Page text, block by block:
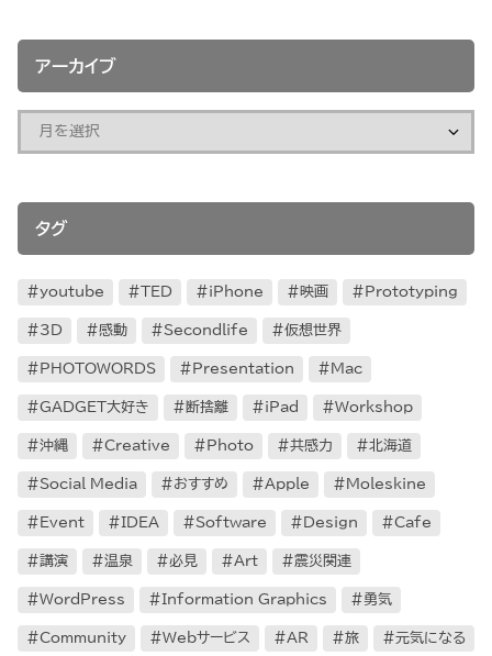
アーカイブ
タグ
youtube TED iPhone 映画 Prototyping
3D 感動 Secondlife 仮想世界
PHOTOWORDS Presentation Mac
GADGET大好き 断捨離 iPad Workshop
沖縄 Creative Photo 共感力 北海道
Social Media おすすめ Apple Moleskine
Event IDEA Software Design Cafe
講演 温泉 必見 Art 震災関連
WordPress Information Graphics 勇気
Community Webサービス AR 旅 元気になる